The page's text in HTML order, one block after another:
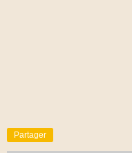
Partager